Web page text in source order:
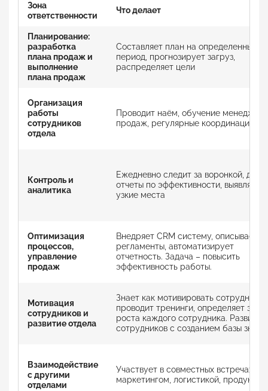
Зона
ответственности
Что делает
Планирование:
разработка
плана продаж и
выполнение
плана продаж
Составляет план на определенный
период, прогнозирует загруз,
распределяет цели
Организация
работы
сотрудников
отдела
Проводит наём, обучение
продаж, регулярные координации
Контроль и
аналитика
Ежедневно следит за воронкой,
отчеты по эффективности, выявляет
узкие места
Оптимизация
процессов,
управление
продаж
Внедряет CRM систему, описывает
регламенты, автоматизирует
отчетность. Задача – повысить
эффективность работы.
Мотивация
сотрудников и
развитие отдела
Знает как мотивировать
проводит тренинги, определяет зону
роста каждого сотрудника. Развитие
сотрудников с созданием базы
Взаимодействие
с другими
отделами
Участвует в совместных встречах с
маркетингом, логистикой, продуктом